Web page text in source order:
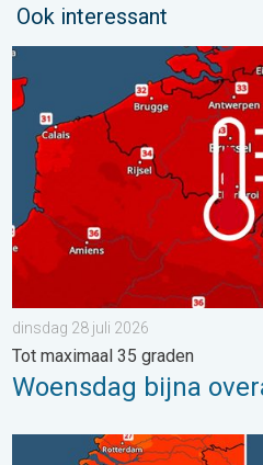
Ook interessant
Woensdag bijna overal tropisch
dinsdag 28 juli 2026
Tot maximaal 35 graden
Woensdag bijna
Volop zon en zomerse